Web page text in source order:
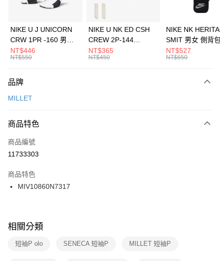
上海商業儲蓄銀行
元大商業銀行
台灣樂天信用卡公司
Apple Pay
全盈+PAY
AFTEE先享後付
【關於「AFTEE先享後付」】
便利好安心！
３．安心：先確認商品／服務後，再付款。
【「AFTEE先享後付」結帳流程】
１．於結帳方式選擇「AFTEE先享後付」後，將跳轉至「AFTEE先享後付」
２．訂單成立數日內，您將收到繳費通知簡訊。
３．收到繳費通知簡訊後14天內，點擊此簡訊中的連結，可透過四大超商／
ATM／網路銀行／等多元方式進行付款，方視為交易完成。
※ 交易是否成功請以「AFTEE先享後付 」之結帳頁面顯示為準，若有關於
是否繳費成功／繳費後需取消欲退款等相關疑問，請聯繫「AFTEE先享後付
客戶支援中心」
https://netprotections.freshdesk.com/support/home
運送方式
每筆NT$100，滿NT$1,500(含以上)免運費
宅配
每筆NT$100，滿NT$1,500(含以上)免運費
付款後門市自取
每筆NT$100，滿NT$1,500(含以上)免運費
NIKE U J UNICORN
CRW 1PR -160 男女
中統襪 FZ3393100
NT$446
NT$550
NIKE U NK ED CSH
CREW 2P-144
EMBRDY 男女 短統襪
FZ3073133
NT$365
NT$450
NIKE NK
SMIT 男女 側背
BA5871010
NT$527
NT$650
品牌
MILLET
商品特色
商品編號
11733303
商品特色
MIV10860N7317
相關分類
短袖P olo SENECA 短袖P MILLET 短袖P